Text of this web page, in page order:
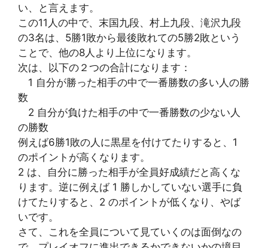
い、と言えます。
この11人の中で、末国九段、村上九段、滝沢九段
の3名は、5勝1敗から最後敗れての5勝2敗という
ことで、他の8人より上位になります。
次は、以下の２つの合計になります：
1 自分が勝った相手の中で一番勝数の多い人の勝
数
2 自分が負けた相手の中で一番勝数の少ない人
の勝数
例えば6勝1敗の人に黒星を付けてたりすると、1
のポイントが高くなります。
2 は、自分に勝った相手が全員好成績だと高くな
ります。逆に例えば 1 勝しかしていない選手に負
けてたりすると、2 のポイントが低くなり、やば
いです。
さて、これを全員について見ていくのは面倒なの